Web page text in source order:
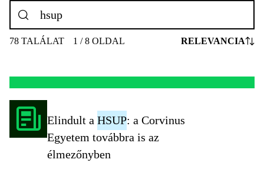
78 TALÁLAT 1 / 8 OLDAL RELEVANCIA
Elindult a HSUP: a Corvinus
Egyetem továbbra is az
élmezőnyben